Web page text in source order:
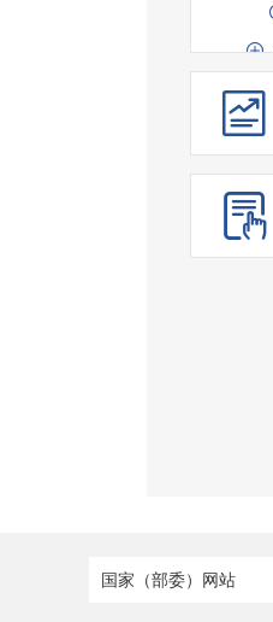
国家（部委）网站